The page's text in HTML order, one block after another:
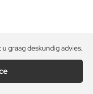
graag deskundig advies.